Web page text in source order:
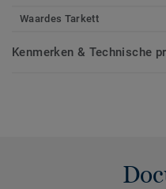
Waardes Tarkett
Kenmerken & Technische